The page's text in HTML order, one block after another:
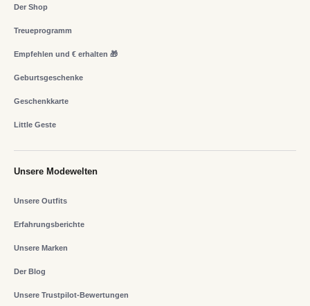
Der Shop
Treueprogramm
Empfehlen und € erhalten 🎁
Geburtsgeschenke
Geschenkkarte
Little Geste
Unsere Modewelten
Unsere Outfits
Erfahrungsberichte
Unsere Marken
Der Blog
Unsere Trustpilot-Bewertungen